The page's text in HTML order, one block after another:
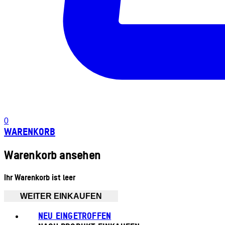
0
WARENKORB
Warenkorb ansehen
Ihr Warenkorb ist leer
WEITER EINKAUFEN
NEU EINGETROFFEN